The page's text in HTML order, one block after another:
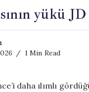
yükü
1 Min Read
daha ılımlı